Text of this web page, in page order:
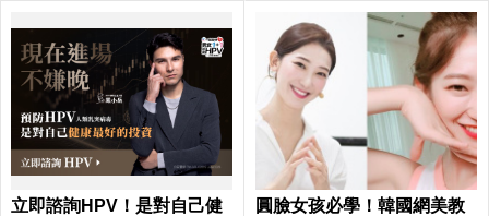
立即諮詢HPV！是對自己健
圓臉女孩必學！韓國網美教